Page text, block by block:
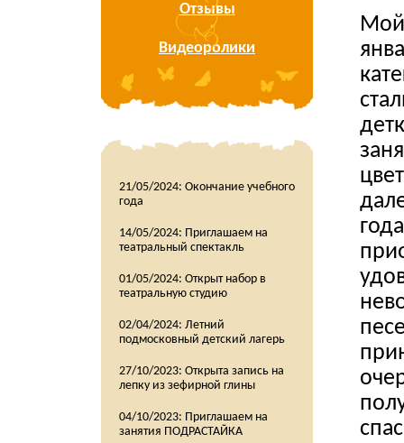
Отзывы
Видеоролики
21/05/2024: Окончание учебного
года
14/05/2024: Приглашаем на
театральный спектакль
01/05/2024: Открыт набор в
театральную студию
02/04/2024: Летний
подмосковный детский лагерь
27/10/2023: Открыта запись на
лепку из зефирной глины
04/10/2023: Приглашаем на
занятия ПОДРАСТАЙКА
Мой